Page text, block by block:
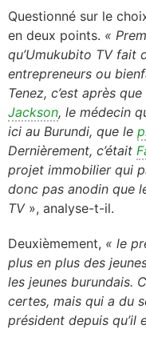
Questionné sur le
en deux points. «
qu’Umukubito TV fait
entrepreneurs ou
Tenez, c’est après
Jackson, le médecin
ici au Burundi, que le
Dernièrement, c’était
projet immobilier qui
donc pas anodin que
TV », analyse-t-il.
Deuxièmement, « le
plus en plus des
les jeunes burundais.
certes, mais qui a du
président depuis qu’il